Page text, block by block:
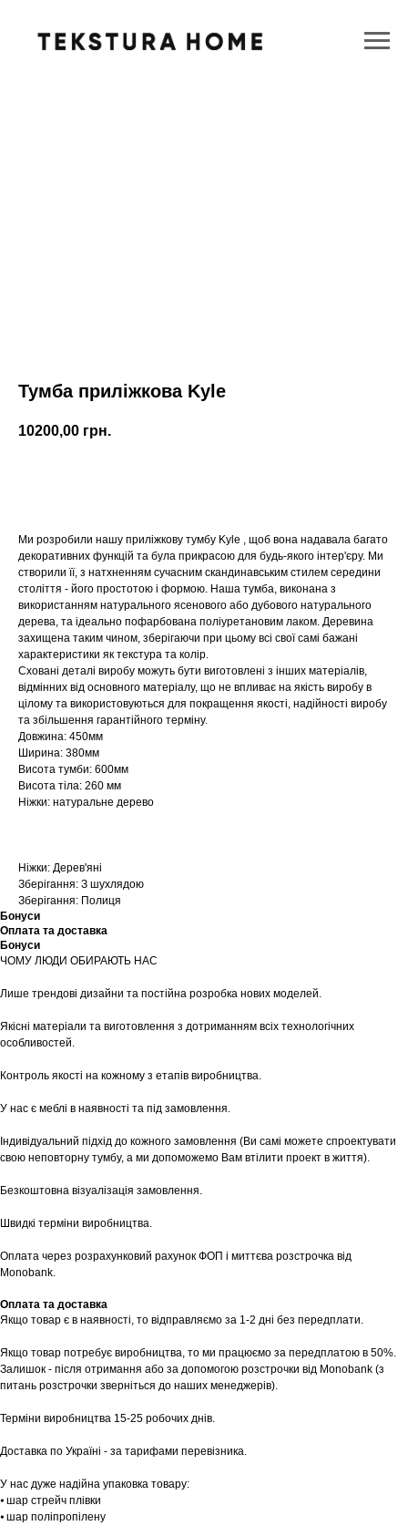
Тумба приліжкова Kyle
10200,00 грн.
Ми розробили нашу приліжкову тумбу Kyle , щоб вона надавала багато
декоративних функцій та була прикрасою для будь-якого інтер'єру. Ми
створили її, з натхненням сучасним скандинавським стилем середини
століття - його простотою і формою. Наша тумба, виконана з
використанням натурального ясенового або дубового натурального
дерева, та ідеально пофарбована поліуретановим лаком. Деревина
захищена таким чином, зберігаючи при цьому всі свої самі бажані
характеристики як текстура та колір.
Сховані деталі виробу можуть бути виготовлені з інших матеріалів,
відмінних від основного матеріалу, що не впливає на якість виробу в
цілому та використовуються для покращення якості, надійності виробу
та збільшення гарантійного терміну.
Довжина: 450мм
Ширина: 380мм
Висота тумби: 600мм
Висота тіла: 260 мм
Ніжки: натуральне дерево
Ніжки: Дерев'яні
Зберігання: З шухлядою
Зберігання: Полиця
Бонуси
Оплата та доставка
Бонуси
ЧОМУ ЛЮДИ ОБИРАЮТЬ НАС
Лише трендові дизайни та постійна розробка нових моделей.
Якісні матеріали та виготовлення з дотриманням всіх технологічних
особливостей.
Контроль якості на кожному з етапів виробництва.
У нас є меблі в наявності та під замовлення.
Індивідуальний підхід до кожного замовлення (Ви самі можете спроектувати
свою неповторну тумбу, а ми допоможемо Вам втілити проект в життя).
Безкоштовна візуалізація замовлення.
Швидкі терміни виробництва.
Оплата через розрахунковий рахунок ФОП і миттєва розстрочка від
Monobank.
Оплата та доставка
Якщо товар є в наявності, то відправляємо за 1-2 дні без передплати.
Якщо товар потребує виробництва, то ми працюємо за передплатою в 50%.
Залишок - після отримання або за допомогою розстрочки від Monobank (з
питань розстрочки зверніться до наших менеджерів).
Терміни виробництва 15-25 робочих днів.
Доставка по Україні - за тарифами перевізника.
У нас дуже надійна упаковка товару:
⦁ шар стрейч плівки
⦁ шар поліпропілену
Шоурум
Tekstura
для вас
Записатися